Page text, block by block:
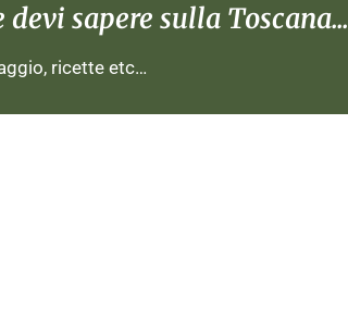
sapere sulla Toscana...
ricette etc…